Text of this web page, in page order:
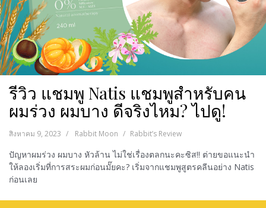
รีวิว แชมพู Natis แชมพูสำหรับคน
ผมร่วง ผมบาง ดีจริงไหม? ไปดู!
สิงหาคม 9, 2023 Rabbit Moon Rabbit’s Review
ปัญหาผมร่วง ผมบาง หัวล้าน ไม่ใช่เรื่องตลกนะคะซิส!! ต่ายขอแนะนำ
ให้ลองเริ่มที่การสระผมก่อนมั๊ยคะ? เริ่มจากแชมพูสูตรคลีนอย่าง Natis
ก่อนเลย